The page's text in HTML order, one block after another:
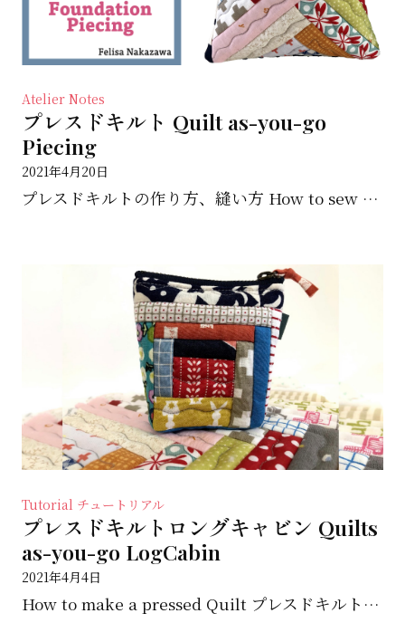
Atelier Notes
プレスドキルト Quilt as-you-go
Piecing
2021年4月20日
プレスドキルトの作り方、縫い方 How to sew and make Quilt as-you-g...
Tutorial チュートリアル
プレスドキルトロングキャビン Quilts
as-you-go LogCabin
2021年4月4日
How to make a pressed Quilt プレスドキルトの作り方 Using one ...